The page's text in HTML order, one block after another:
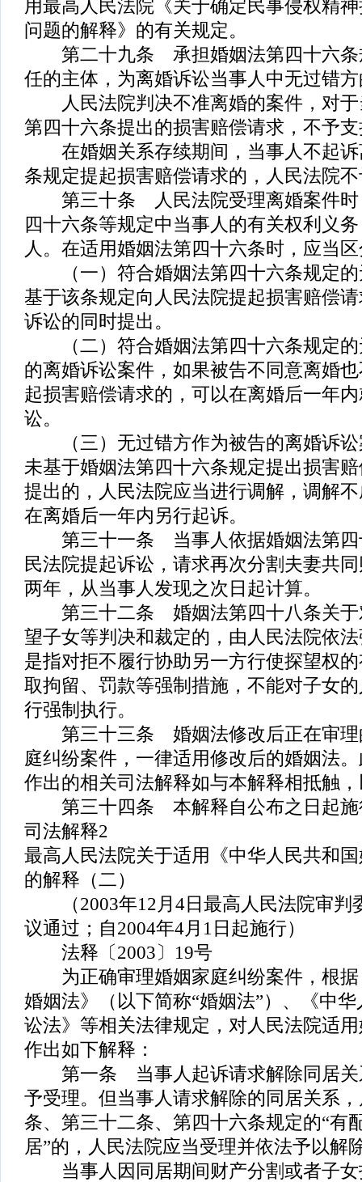
用最高人民法院《关于确定民事侵权精
问题的解释》的有关规定。
第二十九条 承担婚姻法第四十六条
任的主体，为离婚诉讼当事人中无过错
人民法院判决不准离婚的案件，对于
第四十六条提出的损害赔偿请求，不予
在婚姻关系存续期间，当事人不起诉
条规定提起损害赔偿请求的，人民法院
第三十条 人民法院受理离婚案件时
四十六条等规定中当事人的有关权利义
人。在适用婚姻法第四十六条时，应当
（一）符合婚姻法第四十六条规定的
基于该条规定向人民法院提起损害赔偿
诉讼的同时提出。
（二）符合婚姻法第四十六条规定的
的离婚诉讼案件，如果被告不同意离婚
起损害赔偿请求的，可以在离婚后一年
讼。
（三）无过错方作为被告的离婚诉讼
未基于婚姻法第四十六条规定提出损害
提出的，人民法院应当进行调解，调解
在离婚后一年内另行起诉。
第三十一条 当事人依据婚姻法第四
民法院提起诉讼，请求再次分割夫妻共
两年，从当事人发现之次日起计算。
第三十二条 婚姻法第四十八条关于
望子女等判决和裁定的，由人民法院依
是指对拒不履行协助另一方行使探望权
取拘留、罚款等强制措施，不能对子女
行强制执行。
第三十三条 婚姻法修改后正在审理
庭纠纷案件，一律适用修改后的婚姻法
作出的相关司法解释如与本解释相抵触
第三十四条 本解释自公布之日起施
司法解释2
最高人民法院关于适用《中华人民共和
的解释（二）
（2003年12月4日最高人民法院审判
议通过；自2004年4月1日起施行）
法释〔2003〕19号
为正确审理婚姻家庭纠纷案件，根据
婚姻法》（以下简称“婚姻法”）、《中
讼法》等相关法律规定，对人民法院适
作出如下解释：
第一条 当事人起诉请求解除同居关
予受理。但当事人请求解除的同居关系
条、第三十二条、第四十六条规定的“有
居”的，人民法院应当受理并依法予以解
当事人因同居期间财产分割或者子女